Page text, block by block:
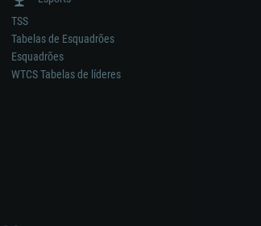
TSS
Tabelas de Esquadrões
Esquadrões
WTCS Tabelas de líderes